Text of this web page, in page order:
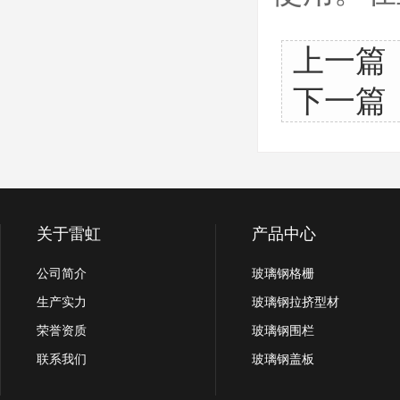
上一篇
下一篇
关于雷虹
公司简介
生产实力
荣誉资质
联系我们
产品中心
玻璃钢格栅
玻璃钢拉挤型材
玻璃钢围栏
玻璃钢盖板